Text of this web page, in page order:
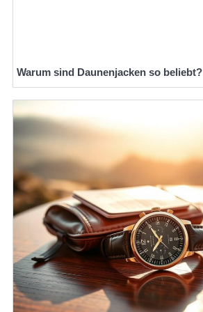
Warum sind Daunenjacken so beliebt?